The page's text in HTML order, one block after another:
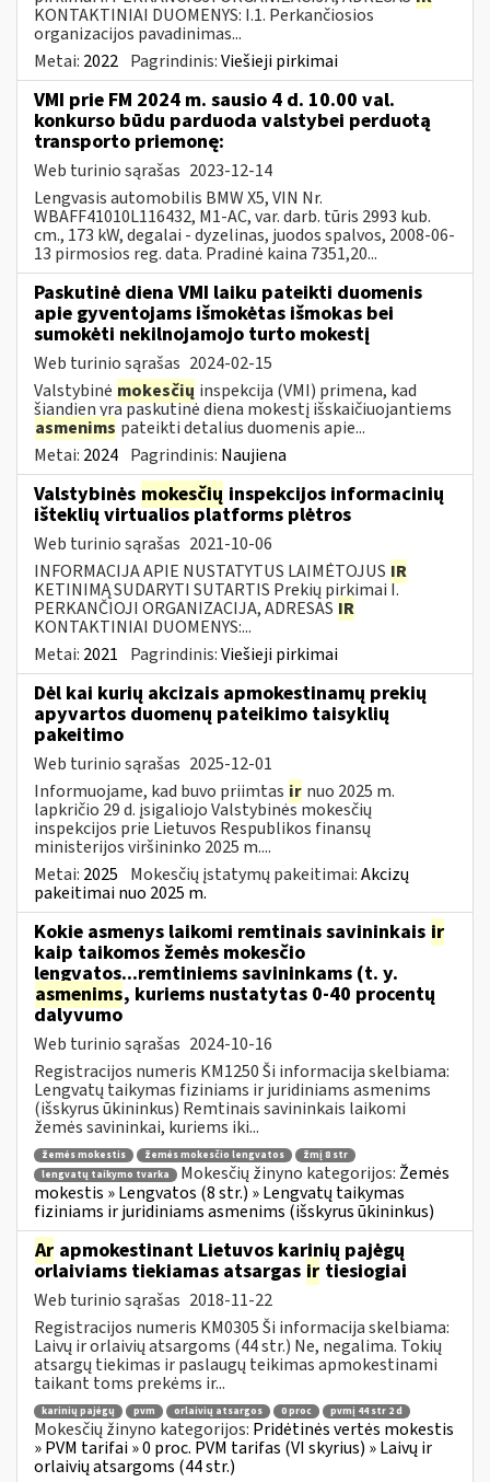
KONTAKTINIAI DUOMENYS: I.1. Perkančiosios
organizacijos pavadinimas...
Metai: 2022 Pagrindinis:Viešieji pirkimai
VMI prie FM 2024 m. sausio 4 d. 10.00 val.
konkurso būdu parduoda valstybei perduotą
transporto priemonę:
Web turinio sąrašas 2023-12-14
Lengvasis automobilis BMW X5, VIN Nr.
WBAFF41010L116432, M1-AC, var. darb. tūris 2993 kub.
cm., 173 kW, degalai - dyzelinas, juodos spalvos, 2008-06-
13 pirmosios reg. data. Pradinė kaina 7351,20...
Paskutinė diena VMI laiku pateikti duomenis
apie gyventojams išmokėtas išmokas bei
sumokėti nekilnojamojo turto mokestį
Web turinio sąrašas 2024-02-15
Valstybinė mokesčių inspekcija (VMI) primena, kad
šiandien yra paskutinė diena mokestį išskaičiuojantiems
asmenims pateikti detalius duomenis apie...
Metai: 2024 Pagrindinis: Naujiena
Valstybinės mokesčių inspekcijos informacinių
išteklių virtualios platforms plėtros
Web turinio sąrašas 2021-10-06
INFORMACIJA APIE NUSTATYTUS LAIMĖTOJUS IR
KETINIMĄ SUDARYTI SUTARTIS Prekių pirkimai I.
PERKANČIOJI ORGANIZACIJA, ADRESAS IR
KONTAKTINIAI DUOMENYS:...
Metai: 2021 Pagrindinis:Viešieji pirkimai
Dėl kai kurių akcizais apmokestinamų prekių
apyvartos duomenų pateikimo taisyklių
pakeitimo
Web turinio sąrašas 2025-12-01
Informuojame, kad buvo priimtas ir nuo 2025 m.
lapkričio 29 d. įsigaliojo Valstybinės mokesčių
inspekcijos prie Lietuvos Respublikos finansų
ministerijos viršininko 2025 m....
Metai: 2025 Mokesčių įstatymų pakeitimai:Akcizų
pakeitimai nuo 2025 m.
Kokie asmenys laikomi remtinais savininkais ir
kaip taikomos žemės mokesčio
lengvatos...remtiniems savininkams (t. y.
asmenims, kuriems nustatytas 0-40 procentų
dalyvumo
Web turinio sąrašas 2024-10-16
Registracijos numeris KM1250 Ši informacija skelbiama:
Lengvatų taikymas fiziniams ir juridiniams asmenims
(išskyrus ūkininkus) Remtinais savininkais laikomi
žemės savininkai, kuriems iki...
žemės mokestis žemės mokesčio lengvatos
žmį 8 str
lengvatų taikymo tvarka
Mokesčių žinyno kategorijos: Žemės
mokestis » Lengvatos (8 str.) » Lengvatų taikymas
fiziniams ir juridiniams asmenims (išskyrus ūkininkus)
Ar apmokestinant Lietuvos karinių pajėgų
orlaiviams tiekiamas atsargas ir tiesiogiai
Web turinio sąrašas 2018-11-22
Registracijos numeris KM0305 Ši informacija skelbiama:
Laivų ir orlaivių atsargoms (44 str.) Ne, negalima. Tokių
atsargų tiekimas ir paslaugų teikimas apmokestinami
taikant toms prekėms ir...
karinių pajėgų pvm orlaivių atsargos 0 proc pvmį 44 str 2 d
Mokesčių žinyno kategorijos: Pridėtinės vertės mokestis
» PVM tarifai » 0 proc. PVM tarifas (VI skyrius) » Laivų ir
orlaivių atsargoms (44 str.)